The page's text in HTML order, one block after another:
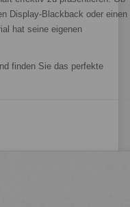
Display-Blackback oder einen
hat seine eigenen
finden Sie das perfekte